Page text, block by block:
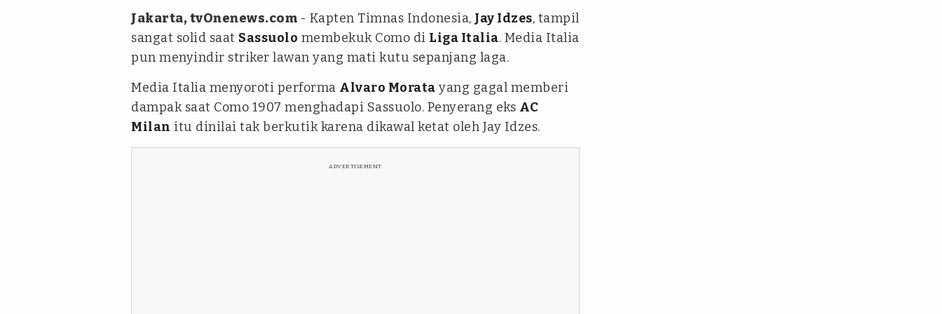
Jakarta, tvOnenews.com - Kapten Timnas Indonesia, Jay Idzes, tampil
sangat solid saat Sassuolo membekuk Como di Liga Italia. Media Italia
pun menyindir striker lawan yang mati kutu sepanjang laga.
Media Italia menyoroti performa Alvaro Morata yang gagal memberi
dampak saat Como 1907 menghadapi Sassuolo. Penyerang eks AC
Milan itu dinilai tak berkutik karena dikawal ketat oleh Jay Idzes.
ADVERTISEMENT